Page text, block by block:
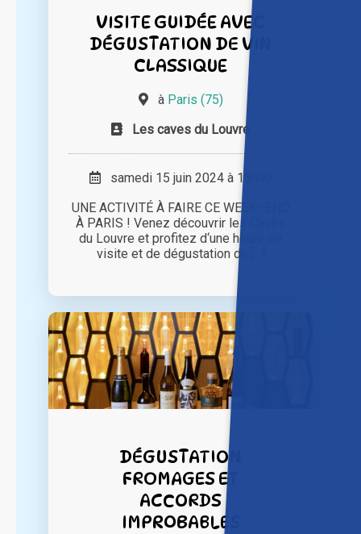
VISITE GUIDÉE AVEC
DÉGUSTATION DE VIN
CLASSIQUE
à Paris (75)
Les caves du Louvre
samedi 15 juin 2024 à 15h00
UNE ACTIVITÉ À FAIRE CE WEEK–END
À PARIS ! Venez découvrir les Caves
du Louvre et profitez d‘une heure de
visite et de dégustation de [...]
DÉGUSTATION
FROMAGES ET
ACCORDS
IMPROBABLES